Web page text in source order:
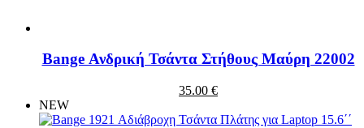
Bange Ανδρική Τσάντα Στήθους Μαύρη 22002
35.00 €
NEW